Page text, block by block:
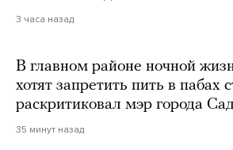
3 часа назад
В главном районе ночной
хотят запретить пить в пабах
раскритиковал мэр города
35 минут назад